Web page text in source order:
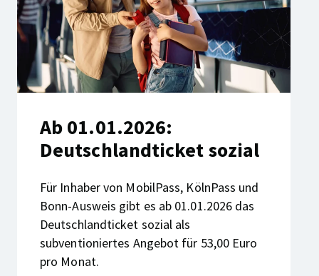
Ab 01.01.2026:
Deutschlandticket sozial
Für Inhaber von MobilPass, KölnPass und
Bonn-Ausweis gibt es ab 01.01.2026 das
Deutschlandticket sozial als
subventioniertes Angebot für 53,00 Euro
pro Monat.